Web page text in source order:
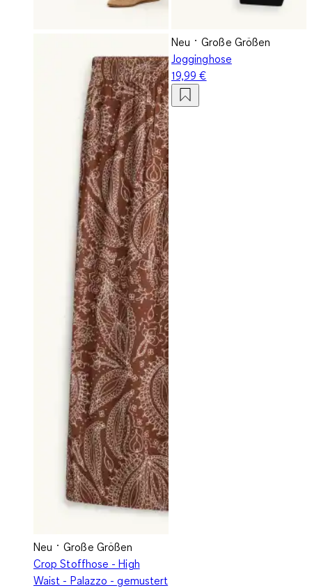
Neu
Große Größen
Crop Stoffhose - High
Waist - Palazzo - gemustert
Neu
Große Größen
Jogginghose
19,99 €